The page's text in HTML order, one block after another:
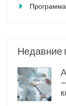
Недавние